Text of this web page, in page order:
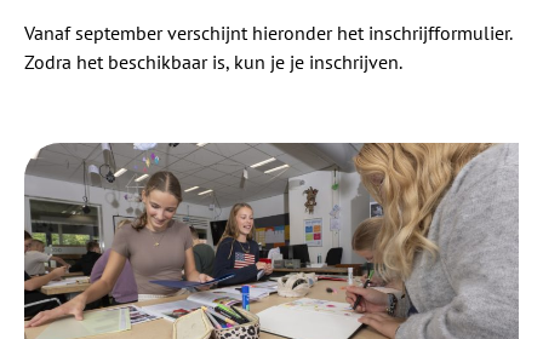
Vanaf september verschijnt hieronder het inschrijfformulier.
Zodra het beschikbaar is, kun je je inschrijven.